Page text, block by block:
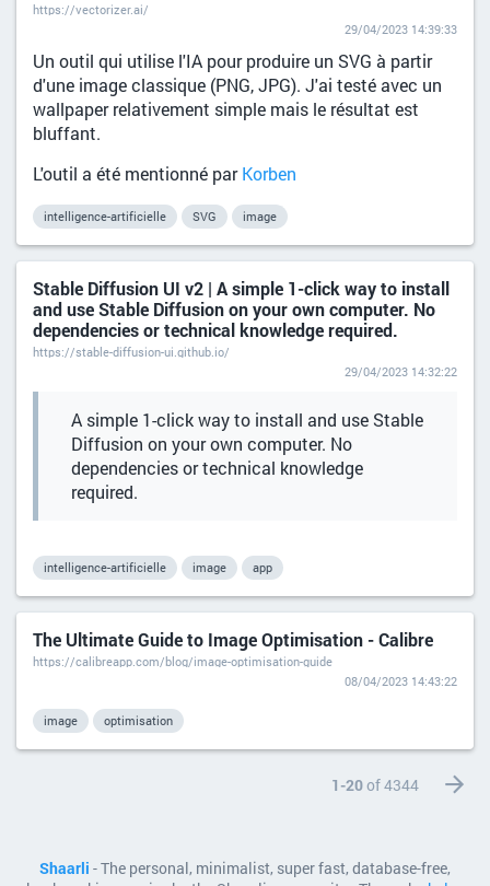
https://vectorizer.ai/
29/04/2023 14:39:33
Un outil qui utilise l'IA pour produire un SVG à partir
d'une image classique (PNG, JPG). J'ai testé avec un
wallpaper relativement simple mais le résultat est
bluffant.
L'outil a été mentionné parKorben
intelligence-artificielle SVG image
Stable Diffusion UI v2 | A simple 1-click way to install
and use Stable Diffusion on your own computer. No
dependencies or technical knowledge required.
https://stable-diffusion-ui.github.io/
29/04/2023 14:32:22
A simple 1-click way to install and use Stable
Diffusion on your own computer. No
dependencies or technical knowledge
required.
intelligence-artificielle image app
The Ultimate Guide to Image Optimisation - Calibre
https://calibreapp.com/blog/image-optimisation-guide
08/04/2023 14:43:22
image optimisation
1-20of 4344
Shaarli - The personal, minimalist, super fast, database-free,